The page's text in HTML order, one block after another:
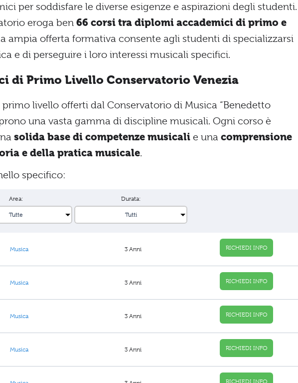
per soddisfare le diverse esigenze e aspirazioni degli studenti.
eroga ben 66 corsi tra diplomi accademici di primo e
ampia offerta formativa consente agli studenti di specializzarsi
e di perseguire i loro interessi musicali specifici.
di Primo Livello Conservatorio Venezia
livello offerti dal Conservatorio di Musica “Benedetto
una vasta gamma di discipline musicali. Ogni corso è
solida base di competenze musicali e una comprensione
e della pratica musicale.
specifico:
Area: Durata:
Musica 3 Anni RICHIEDI INFO
Musica 3 Anni RICHIEDI INFO
Musica 3 Anni RICHIEDI INFO
Musica 3 Anni RICHIEDI INFO